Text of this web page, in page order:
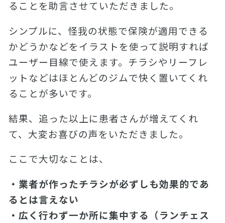
ることを助言させていただきました。
シンプルに、怪我の状態で保険が適用できる
かどうかなどをイラストを使って説明すれば
ユーザー目線で使えます。チラシやリーフレ
ットなどはほとんどのジムで快く置いてくれ
ることが多いです。
結果、追った以上に患者さんが増えてくれ
て、大変お喜びの声をいただきました。
ここで大切なことは、
・業者が作ったチラシが必ずしも効果的であ
るとは言えない
・広く行わず一か所に集中する（ランチェス